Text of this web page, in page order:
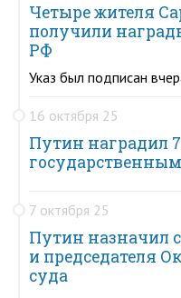
Четыре жителя
получили
РФ
Указ был подписан
16 октября 25
Путин наградил 7
7 октября 25
Путин назначил
и председателя
суда